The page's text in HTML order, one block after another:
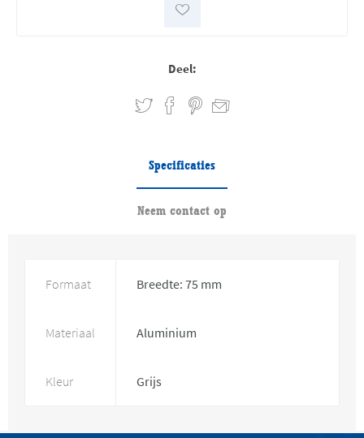
Deel:
Specificaties
Neem contact op
Formaat Breedte: 75 mm
Materiaal Aluminium
Kleur Grijs